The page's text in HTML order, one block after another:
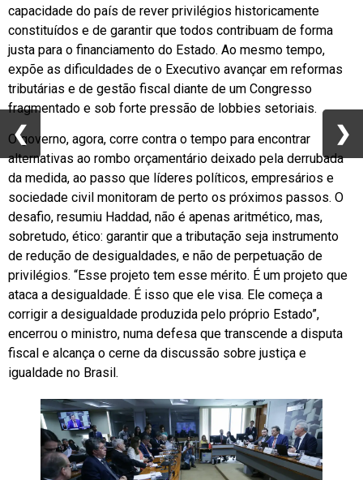
capacidade do país de rever privilégios historicamente
constituídos e de garantir que todos contribuam de forma
justa para o financiamento do Estado. Ao mesmo tempo,
expõe as dificuldades de o Executivo avançar em reformas
tributárias e de gestão fiscal diante de um Congresso
fragmentado e sob forte pressão de lobbies setoriais.
O governo, agora, corre contra o tempo para encontrar
alternativas ao rombo orçamentário deixado pela derrubada
da medida, ao passo que líderes políticos, empresários e
sociedade civil monitoram de perto os próximos passos. O
desafio, resumiu Haddad, não é apenas aritmético, mas,
sobretudo, ético: garantir que a tributação seja instrumento
de redução de desigualdades, e não de perpetuação de
privilégios. “Esse projeto tem esse mérito. É um projeto que
ataca a desigualdade. É isso que ele visa. Ele começa a
corrigir a desigualdade produzida pelo próprio Estado”,
encerrou o ministro, numa defesa que transcende a disputa
fiscal e alcança o cerne da discussão sobre justiça e
igualdade no Brasil.
❮ ❯
❮ ❯